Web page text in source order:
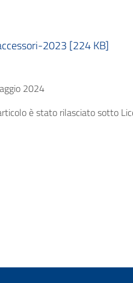
2023 [224 KB]
2024
è stato rilasciato sotto